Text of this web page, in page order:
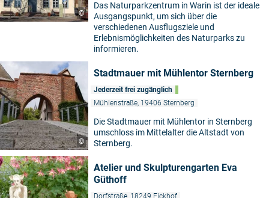
©
Das Naturparkzentrum in Warin ist der ideale
Ausgangspunkt, um sich über die
verschiedenen Ausflugsziele und
Erlebnismöglichkeiten des Naturparks zu
informieren.
©
Stadtmauer mit Mühlentor Sternberg
Jederzeit frei zugänglich
Mühlenstraße, 19406 Sternberg
Die Stadtmauer mit Mühlentor in Sternberg
umschloss im Mittelalter die Altstadt von
Sternberg.
Atelier und Skulpturengarten Eva
Güthoff